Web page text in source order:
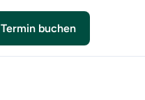
Termin buchen